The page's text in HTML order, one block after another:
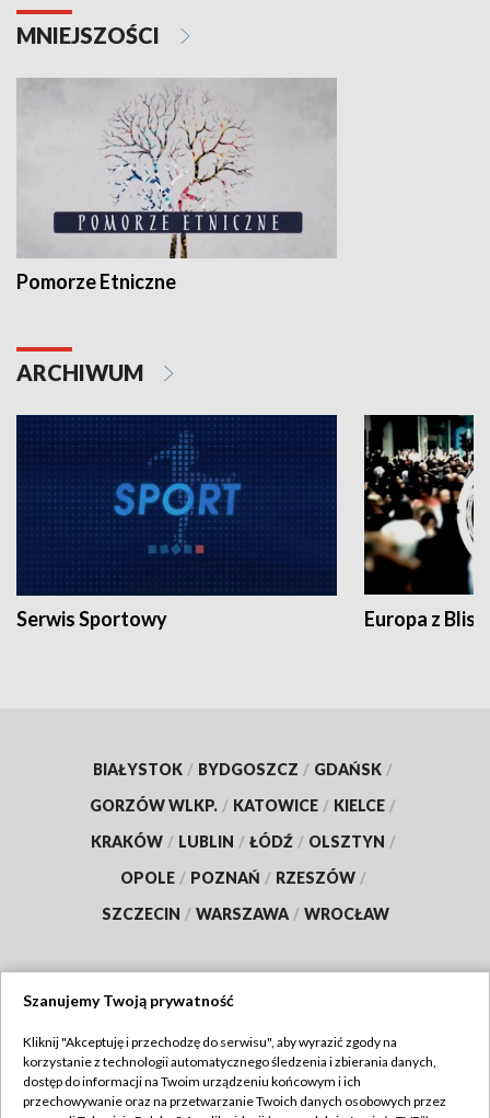
MNIEJSZOŚCI
Pomorze Etniczne
ARCHIWUM
Serwis Sportowy Europa z
BIAŁYSTOK / BYDGOSZCZ / GDAŃSK /
GORZÓW WLKP. / KATOWICE / KIELCE /
KRAKÓW / LUBLIN / ŁÓDŹ / OLSZTYN /
OPOLE / POZNAŃ / RZESZÓW /
SZCZECIN / WARSZAWA / WROCŁAW
TVP
Abonament TVP
Regulamin TVP
Szanujemy Twoją prywatność
Kliknij "Akceptuję i przechodzę do serwisu", aby wyrazić zgody na
korzystanie z technologii automatycznego śledzenia i zbierania danych,
dostęp do informacji na Twoim urządzeniu końcowym i ich
przechowywanie oraz na przetwarzanie Twoich danych osobowych przez